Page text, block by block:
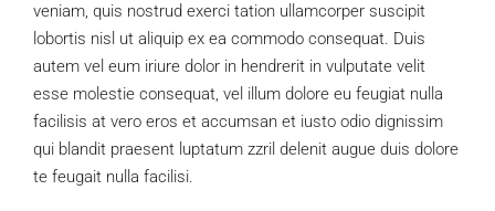
veniam, quis nostrud exerci tation ullamcorper suscipit
lobortis nisl ut aliquip ex ea commodo consequat. Duis
autem vel eum iriure dolor in hendrerit in vulputate velit
esse molestie consequat, vel illum dolore eu feugiat nulla
facilisis at vero eros et accumsan et iusto odio dignissim
qui blandit praesent luptatum zzril delenit augue duis dolore
te feugait nulla facilisi.